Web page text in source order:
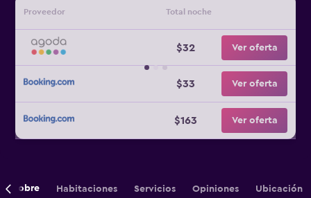
Proveedor Total noche
$32 Ver oferta
$33 Ver oferta
$163 Ver oferta
Sobre Habitaciones Servicios Opiniones Ubicación